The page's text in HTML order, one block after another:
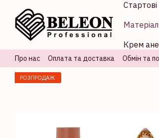
Перейти до основного контенту
Крем
Про нас Оплата та доставка Обмін та
РОЗПРОДАЖ